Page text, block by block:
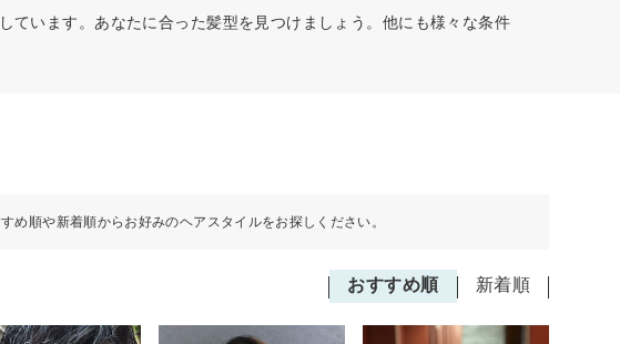
ています。あなたに合った髪型を見つけましょう。他にも様々な条件
め順や新着順からお好みのヘアスタイルをお探しください。
おすすめ順 新着順